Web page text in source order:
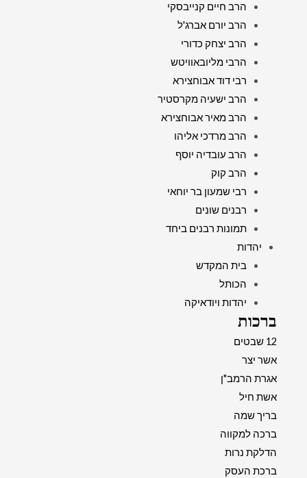
הרב חיים קנייבסקי
הרב יורם אברג'ל
הרב יצחק כדורי
הרבי מליובאוויטש
רבי דוד אבוחצירא
הרב ישעיה מקרסטיר
הרב מאיר אבוחצירא
הרב מרדכי אליהו
הרב עובדיה יוסף
הרב קוק
רבי שמעון בר יוחאי
רבנים שונים
תמונות רבנים ביחד
יהדות
בית המקדש
הכותל
יהדות ויודאיקה
ברכות
12 שבטים
אשר יצר
אגרת הרמב"ן
אשת חיל
בריך שמה
ברכה למקווה
הדלקת נרות
ברכת העסק